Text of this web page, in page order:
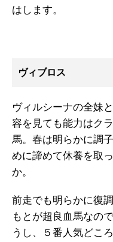
はします。
ヴィブロス
ヴィルシーナの全妹
容を見ても能力はク
馬。春は明らかに調
めに諦めて休養を取
か。
前走でも明らかに復
もとが超良血馬なの
うし、５番人気どこ